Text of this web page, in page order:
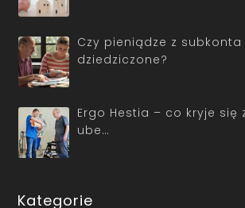
Czy pieniądze z subkonta
dziedziczone?
Ergo Hestia – co kryje się
ube…
Kategorie